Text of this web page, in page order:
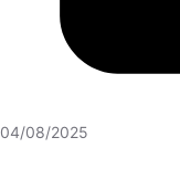
04/08/2025